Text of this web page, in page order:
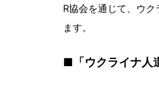
R協会を通じて、ウ
ます。
■「ウクライナ人